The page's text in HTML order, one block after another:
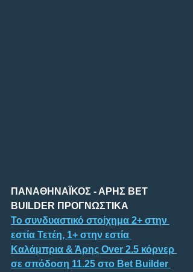
ΠΑΝΑΘΗΝΑΪΚΟΣ - ΑΡΗΣ BET
BUILDER ΠΡΟΓΝΩΣΤΙΚΑ
Το συνδυαστικό στοίχημα 2+ στην
εστία Τετέη, 1+ στην εστία
Καλάμπρια & Άρης Over 2.5 κόρνερ
σε σπόδοση 11.25 στο Bet Builder